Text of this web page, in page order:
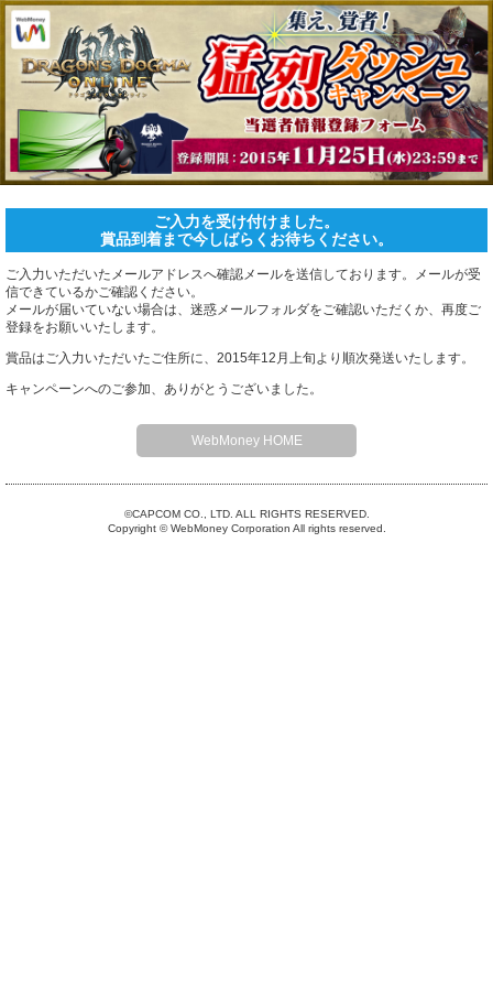
ご入力を受け付けました。
賞品到着まで今しばらくお待ちください。
ご入力いただいたメールアドレスへ確認メールを送信しております。メールが受
信できているかご確認ください。
メールが届いていない場合は、迷惑メールフォルダをご確認いただくか、再度ご
登録をお願いいたします。
賞品はご入力いただいたご住所に、2015年12月上旬より順次発送いたします。
キャンペーンへのご参加、ありがとうございました。
WebMoney HOME
©CAPCOM CO., LTD. ALL RIGHTS RESERVED.
Copyright © WebMoney Corporation All rights reserved.